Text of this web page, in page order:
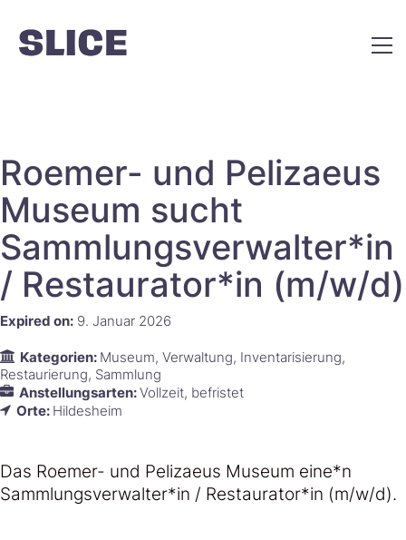
Roemer- und Pelizaeus
Museum sucht
Sammlungsverwalter*in
/ Restaurator*in (m/w/d)
Expired on: 9. Januar 2026
Kategorien: Museum Verwaltung Inventarisierung
Restaurierung Sammlung
Anstellungsarten:Vollzeit befristet
Orte: Hildesheim
Das Roemer- und Pelizaeus Museum eine*n
Sammlungsverwalter*in / Restaurator*in (m/w/d).